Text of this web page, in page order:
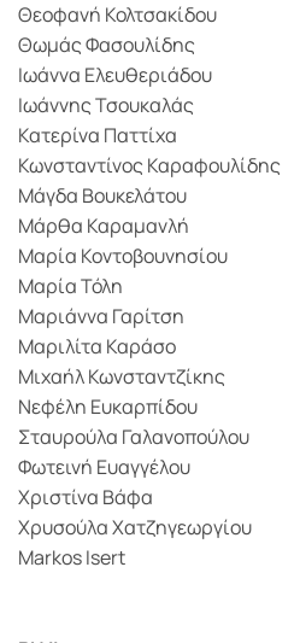
Θεοφανή Κολτσακίδου
Θωμάς Φασουλίδης
Ιωάννα Ελευθεριάδου
Ιωάννης Τσουκαλάς
Κατερίνα Παττίχα
Κωνσταντίνος Καραφουλίδης
Μάγδα Βουκελάτου
Μάρθα Καραμανλή
Μαρία Κοντοβουνησίου
Μαρία Τόλη
Μαριάννα Γαρίτση
Μαριλίτα Καράσο
Μιχαήλ Κωνσταντζίκης
Νεφέλη Ευκαρπίδου
Σταυρούλα Γαλανοπούλου
Φωτεινή Ευαγγέλου
Χριστίνα Βάφα
Χρυσούλα Χατζηγεωργίου
Markos Isert